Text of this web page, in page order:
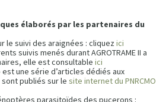
élaborés par les partenaires du
le suivi des araignées : cliquezici
suivis menés durant AGROTRAME II a
elle est consultableici
une série d’articles dédiés aux
sont publiés sur lesite internet du PNRCMO
parasitoïdes des pucerons :